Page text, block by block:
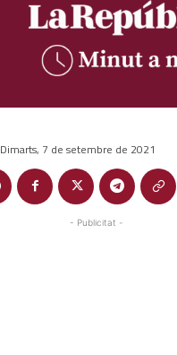
Dimarts, 7 de setembre de 2021
- Publicitat -